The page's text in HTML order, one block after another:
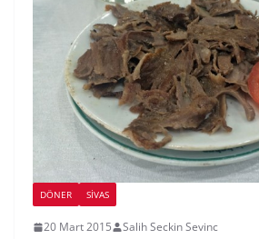
DÖNER SIVAS
20 Mart 2015 Salih Seckin Sevinc